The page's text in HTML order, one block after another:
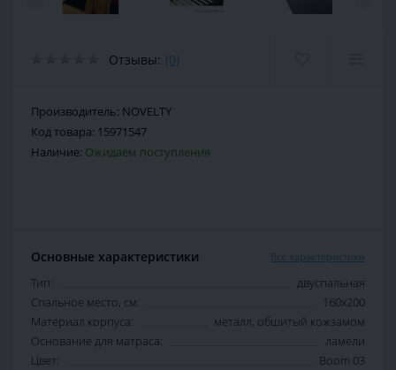
Отзывы: (0)
Производитель: NOVELTY
Код товара: 15971547
Наличие: Ожидаем поступления
Основные характеристики Все характеристики
Тип:
двуспальная
Спальное место, см:
160х200
Материал корпуса:
металл, обшитый кожзамом
Основание для матраса:
ламели
Цвет:
Boom 03